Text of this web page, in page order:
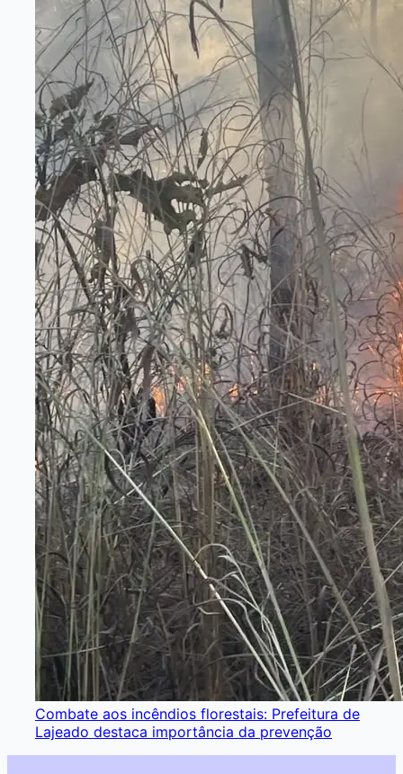
Combate aos incêndios florestais: Prefeitura de
Lajeado destaca importância da prevenção